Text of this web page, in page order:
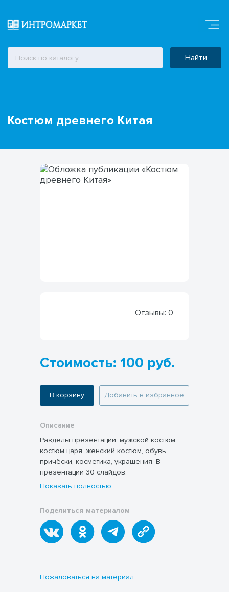
Найти
Костюм древнего Китая
Отзывы: 0
Стоимость: 100 руб.
В корзину Добавить в избранное
Описание
Разделы презентации: мужской костюм,
костюм царя, женский костюм, обувь,
причёски, косметика, украшения. В
презентации 30 слайдов.
Показать полностью
Поделиться материалом
Пожаловаться на материал